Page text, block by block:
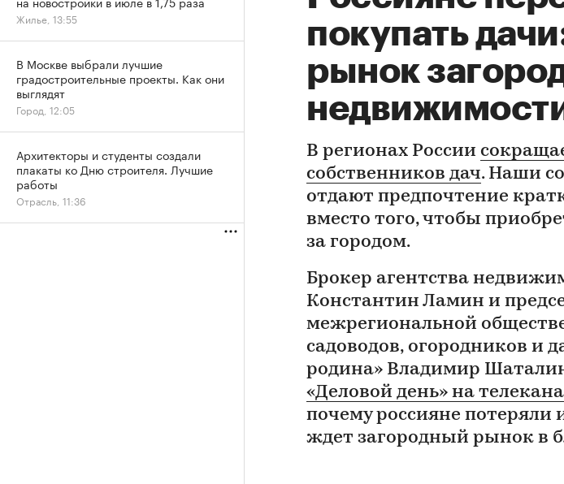
покупать
рынок
В регионах России
собственников дач. Наши
отдают предпочтение
вместо того, чтобы
за городом.
Брокер агентства
Константин Ламин и
межрегиональной
садоводов, огородников и
родина» Владимир
«Деловой день» на
почему россияне потеряли
ждет загородный рынок в
Жилье, 13:55
В Москве выбрали лучшие
градостроительные проекты. Как они
выглядят
Город, 12:05
Архитекторы и студенты создали
плакаты ко Дню строителя. Лучшие
работы
Отрасль, 11:36